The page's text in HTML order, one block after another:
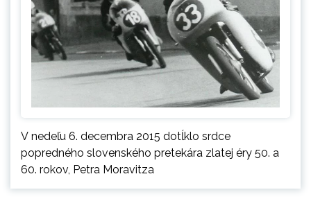
V nedeľu 6. decembra 2015 dotĺklo srdce
popredného slovenského pretekára zlatej éry 50. a
60. rokov, Petra Moravitza